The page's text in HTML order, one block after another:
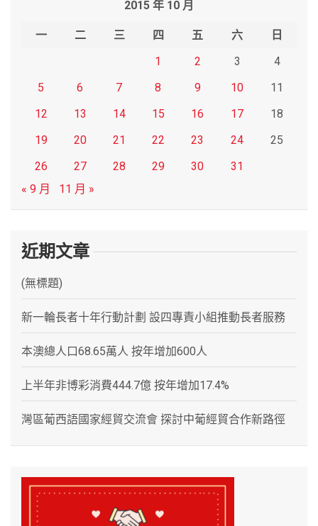
2015 年 10 月
一 二 三 四 五 六
日
1
2 3
4
5
6 7 8 9 10
11
12
13 14 15 16 17
18
19
20 21 22 23 24
25
26
27 28 29 30
31
« 9 月
11 月 »
近期文章
(無標題)
新一輪長者十年行動計劃 設四專責小組推動長者服務
本澳總人口68.65萬人 按年增加600人
上半年非博彩消費444.7億 按年增加17.4%
灣區葡西語國家經貿交流會 探討中葡經貿合作新路徑